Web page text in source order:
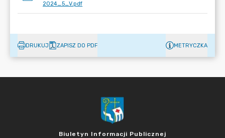
2024_5_V.pdf
DRUKUJ ZAPISZ DO PDF METRYCZKA
Biuletyn Informacji Publicznej